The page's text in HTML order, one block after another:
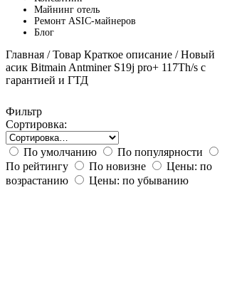
Майнинг отель
Ремонт ASIC-майнеров
Блог
Главная / Товар Краткое описание / Новый
асик Bitmain Antminer S19j pro+ 117Th/s с
гарантией и ГТД
Фильтр
Сортировка:
По умолчанию
По популярности
По рейтингу
По новизне
Цены: по
возрастанию
Цены: по убыванию